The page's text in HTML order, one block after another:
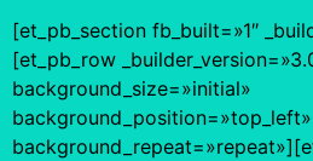
[et_pb_section fb_built=»1″
[et_pb_row
background_size=»initial»
background_position=»top_left»